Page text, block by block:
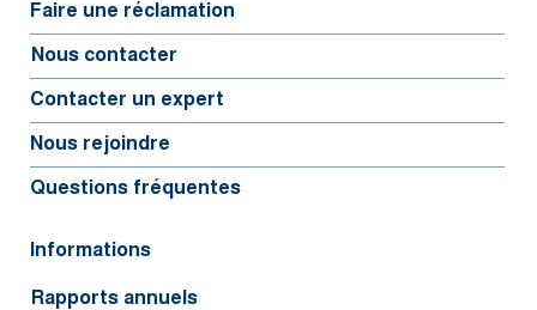
Faire une réclamation
Nous contacter
Contacter un expert
Nous rejoindre
Questions fréquentes
Informations
Rapports annuels